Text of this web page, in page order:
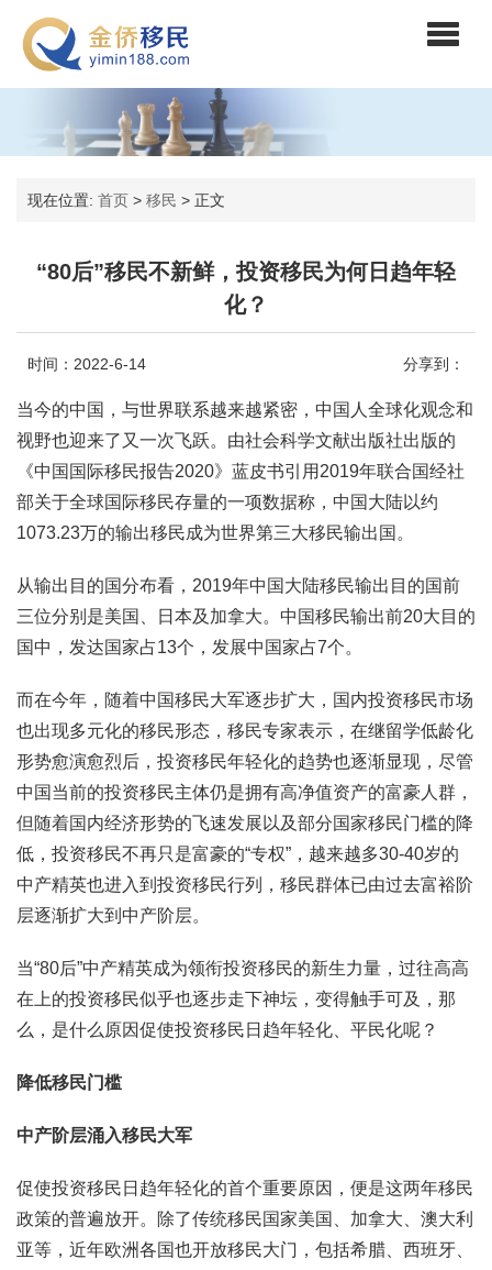
现在位置: 首页 > 移民 > 正文
“80后”移民不新鲜，投资移民为何日趋年轻
化？
时间：2022-6-14 分享到：
当今的中国，与世界联系越来越紧密，中国人全球化观念和
视野也迎来了又一次飞跃。由社会科学文献出版社出版的
《中国国际移民报告2020》蓝皮书引用2019年联合国经社
部关于全球国际移民存量的一项数据称，中国大陆以约
1073.23万的输出移民成为世界第三大移民输出国。
从输出目的国分布看，2019年中国大陆移民输出目的国前
三位分别是美国、日本及加拿大。中国移民输出前20大目的
国中，发达国家占13个，发展中国家占7个。
而在今年，随着中国移民大军逐步扩大，国内投资移民市场
也出现多元化的移民形态，移民专家表示，在继留学低龄化
形势愈演愈烈后，投资移民年轻化的趋势也逐渐显现，尽管
中国当前的投资移民主体仍是拥有高净值资产的富豪人群，
但随着国内经济形势的飞速发展以及部分国家移民门槛的降
低，投资移民不再只是富豪的“专权”，越来越多30-40岁的
中产精英也进入到投资移民行列，移民群体已由过去富裕阶
层逐渐扩大到中产阶层。
当“80后”中产精英成为领衔投资移民的新生力量，过往高高
在上的投资移民似乎也逐步走下神坛，变得触手可及，那
么，是什么原因促使投资移民日趋年轻化、平民化呢？
降低移民门槛
中产阶层涌入移民大军
促使投资移民日趋年轻化的首个重要原因，便是这两年移民
政策的普遍放开。除了传统移民国家美国、加拿大、澳大利
亚等，近年欧洲各国也开放移民大门，包括希腊、西班牙、